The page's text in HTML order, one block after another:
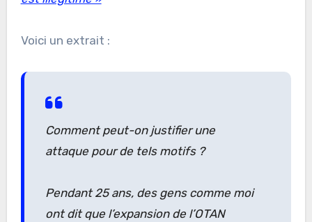
Voici un extrait :
Comment peut-on justifier une
attaque pour de tels motifs ?
Pendant 25 ans, des gens comme moi
ont dit que l’expansion de l’OTAN